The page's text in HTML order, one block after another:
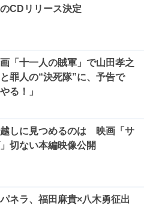
CDリリース決定
「十一人の賊軍」で山田孝之
罪人の“決死隊”に、予告で
る！」
しに見つめるのは 映画「サ
切ない本編映像公開
ネラ、福田麻貴×八木勇征出